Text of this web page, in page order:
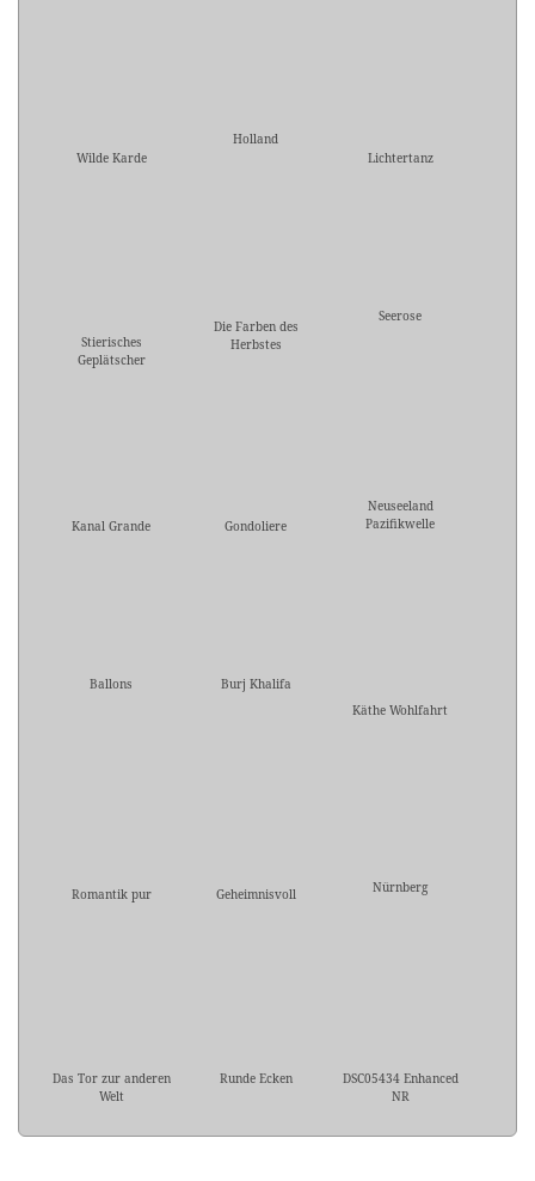
Wilde Karde
Holland
Lichtertanz
Stierisches
Geplätscher
Die Farben des
Herbstes
Seerose
Kanal Grande Gondoliere
Neuseeland
Pazifikwelle
Ballons
Burj Khalifa
Käthe Wohlfahrt
Romantik pur Geheimnisvoll Nürnberg
Das Tor zur anderen
Welt
Runde Ecken
DSC05434 Enhanced
NR